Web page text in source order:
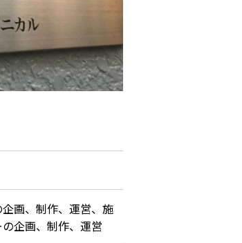
画、制作、運営、施
企画、制作、運営